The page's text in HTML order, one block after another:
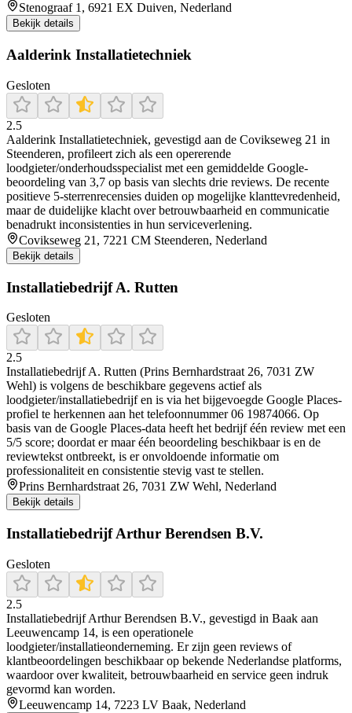
Stenograaf 1, 6921 EX Duiven, Nederland
Bekijk details
Aalderink Installatietechniek
Gesloten
2.5
Aalderink Installatietechniek, gevestigd aan de Covikseweg 21 in
Steenderen, profileert zich als een opererende
loodgieter/onderhoudsspecialist met een gemiddelde Google-
beoordeling van 3,7 op basis van slechts drie reviews. De recente
positieve 5-sterrenrecensies duiden op mogelijke klanttevredenheid,
maar de duidelijke klacht over betrouwbaarheid en communicatie
benadrukt inconsistenties in hun serviceverlening.
Covikseweg 21, 7221 CM Steenderen, Nederland
Bekijk details
Installatiebedrijf A. Rutten
Gesloten
2.5
Installatiebedrijf A. Rutten (Prins Bernhardstraat 26, 7031 ZW
Wehl) is volgens de beschikbare gegevens actief als
loodgieter/installatiebedrijf en is via het bijgevoegde Google Places-
profiel te herkennen aan het telefoonnummer 06 19874066. Op
basis van de Google Places-data heeft het bedrijf één review met een
5/5 score; doordat er maar één beoordeling beschikbaar is en de
reviewtekst ontbreekt, is er onvoldoende informatie om
professionaliteit en consistentie stevig vast te stellen.
Prins Bernhardstraat 26, 7031 ZW Wehl, Nederland
Bekijk details
Installatiebedrijf Arthur Berendsen B.V.
Gesloten
2.5
Installatiebedrijf Arthur Berendsen B.V., gevestigd in Baak aan
Leeuwencamp 14, is een operationele
loodgieter/installatieonderneming. Er zijn geen reviews of
klantbeoordelingen beschikbaar op bekende Nederlandse platforms,
waardoor over kwaliteit, betrouwbaarheid en service geen indruk
gevormd kan worden.
Leeuwencamp 14, 7223 LV Baak, Nederland